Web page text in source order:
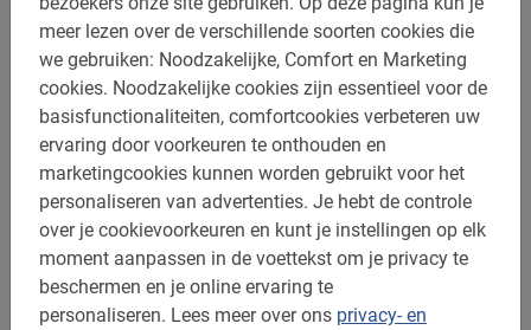
meer lezen over de verschillende soorten cookies die
we gebruiken: Noodzakelijke, Comfort en Marketing
cookies. Noodzakelijke cookies zijn essentieel voor de
basisfunctionaliteiten, comfortcookies verbeteren uw
ervaring door voorkeuren te onthouden en
marketingcookies kunnen worden gebruikt voor het
personaliseren van advertenties. Je hebt de controle
over je cookievoorkeuren en kunt je instellingen op elk
moment aanpassen in de voettekst om je privacy te
beschermen en je online ervaring te
personaliseren. Lees meer over ons privacy- en
Belangrijk om te weten:
Reserveren is verplicht
De betaling is vooraf via de website
Gratis wijzigen of annuleren tot 24u vooraf
Bij regen krijg je een poncho
Afstand: ca. 10-15 km
Toegankelijk voor alle fietsers